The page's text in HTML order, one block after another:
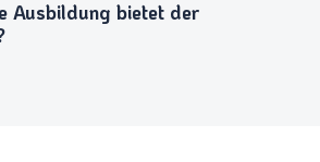
Ausbildung bietet der